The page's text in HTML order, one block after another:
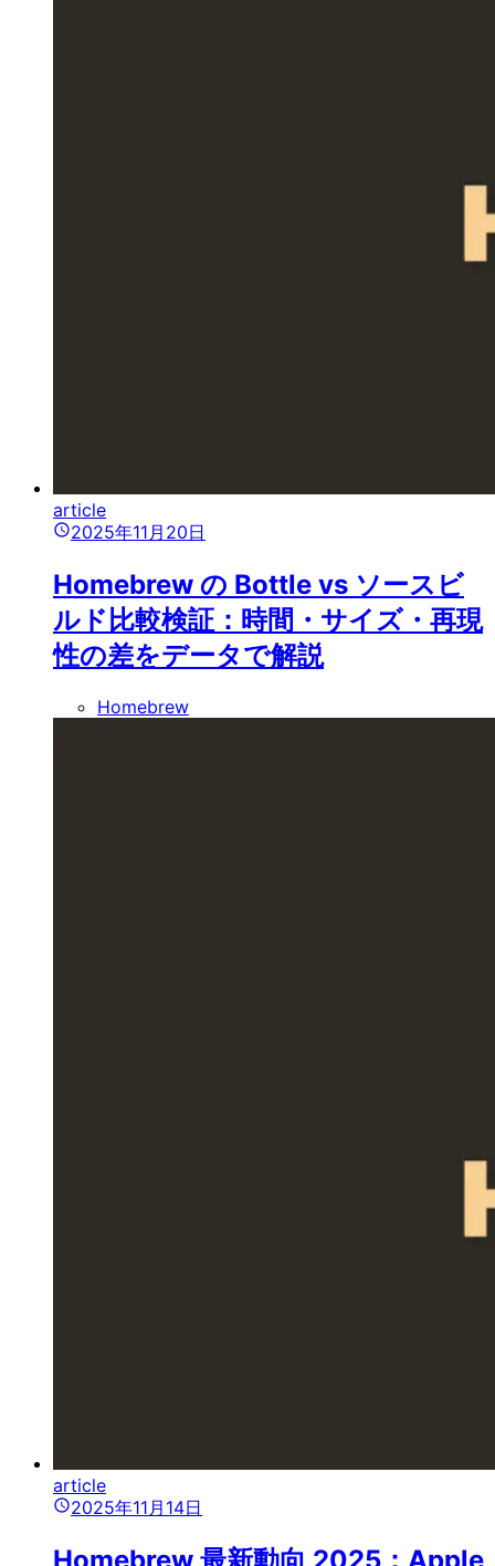
article
2025年11月20日
Homebrew の Bottle vs ソースビ
ルド比較検証：時間・サイズ・再現
性の差をデータで解説
Homebrew
article
2025年11月14日